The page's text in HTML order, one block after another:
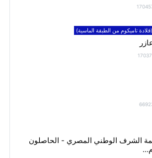
تاميكوم من الطبقة الماسية)
الشرف الوطني المصري - الحاصلون